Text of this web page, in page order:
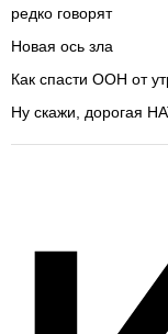
редко говорят
Новая ось зла
Как спасти ООН от
Ну скажи, дорогая